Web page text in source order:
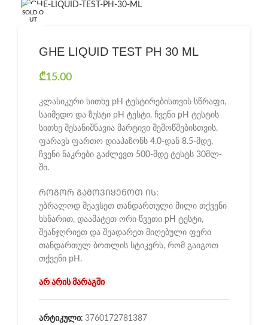
SOLD O
UT
GHE LIQUID TEST PH 30 ML
₾15.00
კლასიკური სითხე pH ტესტირებისთვის სწრაფი,
საიმედო და ზუსტი pH ტესტი. ჩვენი pH ტესტის
სითხე შესანიშნავია მარტივი შემოწმებისთვის.
ფარავს ფართო დიაპაზონს 4.0-დან 8.5-მდე,
ჩვენი ნაკრები გაძლევთ 500-მდე ტესტს 30მლ-
ში.
ᲠᲝᲒᲝᲠ ᲒᲐᲛᲝᲕᲘᲧᲔᲜᲝᲗ ᲘᲡ:
უბრალოდ შეავსეთ თანდართული მილი თქვენი
ხსნარით, დაამატეთ ორი წვეთი pH ტესტი,
შეანჯღრიეთ და შეადარეთ მიღებული ფერი
თანდართულ ბოთლის სტიკერს, რომ გაიგოთ
თქვენი pH.
არ არის მარაგში
არტიკული: 3760172781387